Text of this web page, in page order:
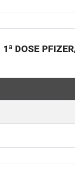
DOSE